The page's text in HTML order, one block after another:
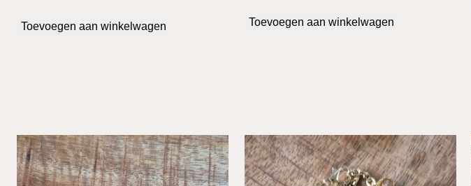
Toevoegen aan winkelwagen Toevoegen aan winkelwagen